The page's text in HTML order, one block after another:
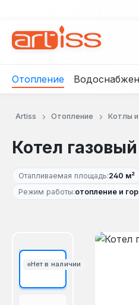
Отопление
Artiss Отопление Котлы и
Котел
Отапливаемая площадь:240 м²
Режим работы:отопление и
Нет в наличии
Пропустить галерею